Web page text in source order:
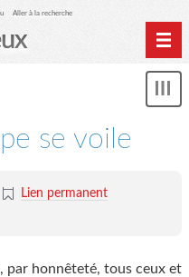
Aller à la recherche
se voile
Lien permanent
par honnêteté, tous ceux et